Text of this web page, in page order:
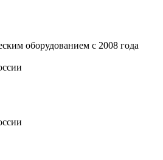
оборудованием с 2008 года